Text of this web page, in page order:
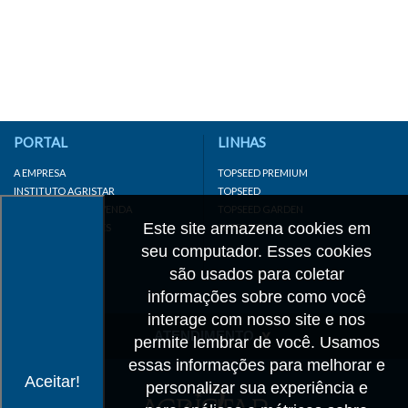
Aceitar!
Este site armazena cookies em
seu computador. Esses cookies
são usados para coletar
informações sobre como você
interage com nosso site e nos
permite lembrar de você. Usamos
essas informações para melhorar e
personalizar sua experiência e
PORTAL
A EMPRESA
INSTITUTO AGRISTAR
DISTRIBUIDOR/REVENDA
LINKS IMPORTANTES
LINHAS
TOPSEED PREMIUM
TOPSEED
TOPSEED GARDEN
SUPERSEED
ATENDIMENTO